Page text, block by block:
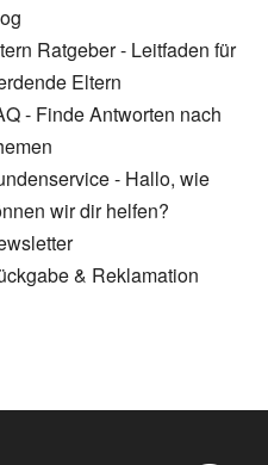
Ratgeber - Leitfaden für
Eltern
- Finde Antworten nach
- Hallo, wie
wir dir helfen?
& Reklamation